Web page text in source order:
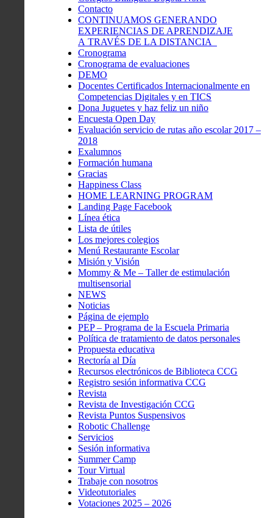
Contacto
CONTINUAMOS GENERANDO
EXPERIENCIAS DE APRENDIZAJE
A TRAVÉS DE LA DISTANCIA
Cronograma
Cronograma de evaluaciones
DEMO
Docentes Certificados Internacionalmente en
Competencias Digitales y en TICS
Dona Juguetes y haz feliz un niño
Encuesta Open Day
Evaluación servicio de rutas año escolar 2017 –
2018
Exalumnos
Formación humana
Gracias
Happiness Class
HOME LEARNING PROGRAM
Landing Page Facebook
Línea ética
Lista de útiles
Los mejores colegios
Menú Restaurante Escolar
Misión y Visión
Mommy & Me – Taller de estimulación
multisensorial
NEWS
Noticias
Página de ejemplo
PEP – Programa de la Escuela Primaria
Política de tratamiento de datos personales
Propuesta educativa
Rectoría al Día
Recursos electrónicos de Biblioteca CCG
Registro sesión informativa CCG
Revista
Revista de Investigación CCG
Revista Puntos Suspensivos
Robotic Challenge
Servicios
Sesión informativa
Summer Camp
Tour Virtual
Trabaje con nosotros
Videotutoriales
Votaciones 2025 – 2026